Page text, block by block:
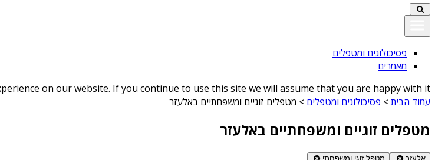
פסיכולוגים ומטפלים
מאמרים
on our website. If you continue to use this site we will assume that you are happy with it
עמוד הבית> פסיכולוגים ומטפלים > מטפלים זוגיים ומשפחתיים באלעזר
מטפלים זוגיים ומשפחתיים באלעזר